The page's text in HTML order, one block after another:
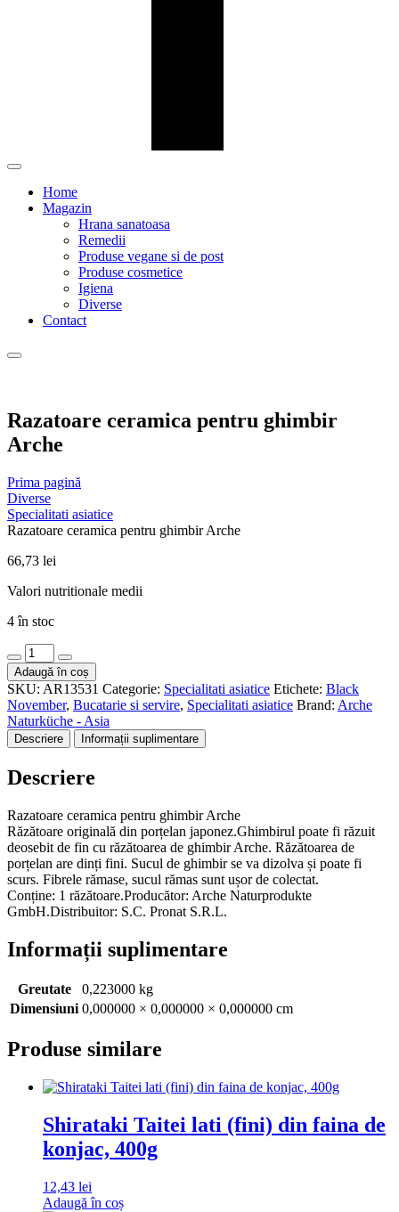
Home
Magazin
Hrana sanatoasa
Remedii
Produse vegane si de post
Produse cosmetice
Igiena
Diverse
Contact
Razatoare ceramica pentru ghimbir
Arche
Prima pagină
Diverse
Specialitati asiatice
Razatoare ceramica pentru ghimbir Arche
66,73 lei
Valori nutritionale medii
4 în stoc
Cantitate
Razatoare
ceramica
pentru
ghimbir
Arche
Adaugă în coș
SKU: AR13531 Categorie: Specialitati asiatice Etichete: Black
November, Bucatarie si servire, Specialitati asiatice Brand: Arche
Naturküche - Asia
Descriere Informații suplimentare
Descriere
Razatoare ceramica pentru ghimbir Arche
Răzătoare originală din porțelan japonez.Ghimbirul poate fi răzuit
deosebit de fin cu răzătoarea de ghimbir Arche. Răzătoarea de
porțelan are dinți fini. Sucul de ghimbir se va dizolva și poate fi
scurs. Fibrele rămase, sucul rămas sunt ușor de colectat.
Conține: 1 răzătoare.Producător: Arche Naturprodukte
GmbH.Distribuitor: S.C. Pronat S.R.L.
Informații suplimentare
Greutate
0,223000 kg
Dimensiuni 0,000000 × 0,000000 × 0,000000 cm
Produse similare
Shirataki Taitei lati (fini) din faina de
konjac, 400g
12,43 lei
Adaugă în coș